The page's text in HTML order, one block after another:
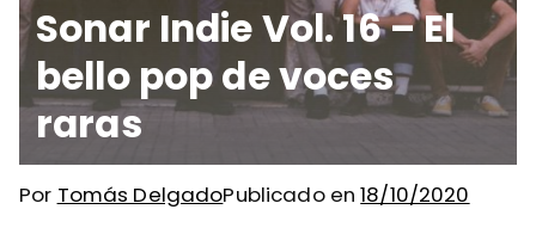
Sonar Indie Vol. 16 – El
bello pop de voces
raras
Por Tomás DelgadoPublicado en18/10/2020